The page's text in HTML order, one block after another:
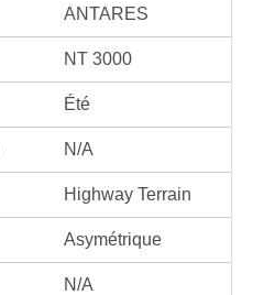
ANTARES
NT 3000
Été
N/A
Highway Terrain
Asymétrique
N/A